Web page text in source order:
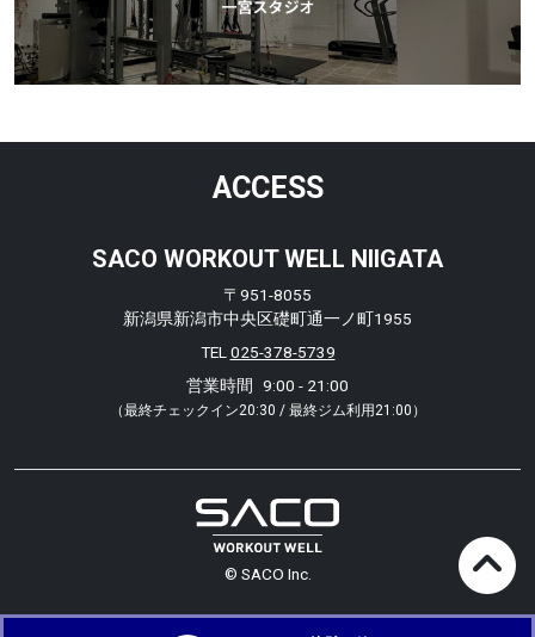
ACCESS
SACO WORKOUT WELL NIIGATA
〒951-8055
新潟県新潟市中央区礎町通一ノ町1955
TEL025-378-5739
営業時間
9:00 - 21:00
（最終チェックイン20:30 / 最終ジム利用21:00）
© SACO Inc.